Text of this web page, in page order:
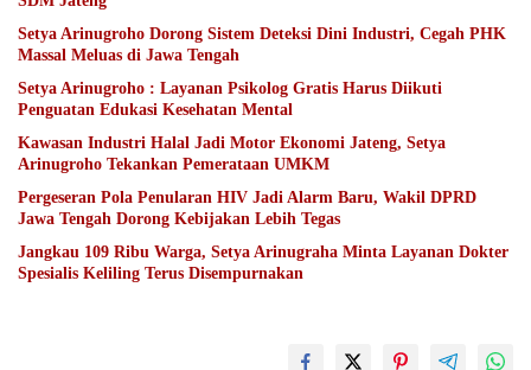
Setya Arinugroho Dorong Sistem Deteksi Dini Industri, Cegah PHK
Massal Meluas di Jawa Tengah
Setya Arinugroho : Layanan Psikolog Gratis Harus Diikuti
Penguatan Edukasi Kesehatan Mental
Kawasan Industri Halal Jadi Motor Ekonomi Jateng, Setya
Arinugroho Tekankan Pemerataan UMKM
Pergeseran Pola Penularan HIV Jadi Alarm Baru, Wakil DPRD
Jawa Tengah Dorong Kebijakan Lebih Tegas
Jangkau 109 Ribu Warga, Setya Arinugraha Minta Layanan Dokter
Spesialis Keliling Terus Disempurnakan